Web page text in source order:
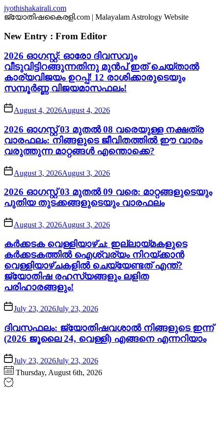
Skip
to
content
jyothishakairali.com
ജ്യോതിഷകൈരളി.com | Malayalam Astrology Website
New Entry : From Editor
2026 ഓഗസ്റ്റ്: ഓരോ ദിവസവും
വീടുവിട്ടിറങ്ങുന്നതിനു മുൻപ് ഇത് ചെയ്താൽ
കാര്യവിജയം ഉറപ്പ്! 12 രാശിക്കാരുടെയും
സമ്പൂർണ്ണ വിജയമാസഫലം!
August 4, 2026August 4, 2026
2026 ഓഗസ്റ്റ് 03 മുതൽ 08 വരെയുള്ള നക്ഷത്ര
വാരഫലം: നിങ്ങളുടെ ജീവിതത്തിൽ ഈ വാരം
വരുത്തുന്ന മാറ്റങ്ങൾ എന്തൊക്കെ?
August 3, 2026August 3, 2026
2026 ഓഗസ്റ്റ് 03 മുതൽ 09 വരെ: മാറ്റങ്ങളുടെയും
പുതിയ തുടക്കങ്ങളുടെയും വാരഫലം
August 3, 2026August 3, 2026
കർക്കടക വെള്ളിയാഴ്ച: ഇല്ലായ്മകളുടെ
കർക്കടകത്തിൽ ഐശ്വര്യം നിറയ്ക്കാൻ
വെള്ളിയാഴ്ചകളിൽ ചെയ്യേണ്ടത് എന്ത്?
ജ്യോതിഷ രഹസ്യങ്ങളും ലളിത
പരിഹാരങ്ങളും!
July 23, 2026July 23, 2026
ദിവസഫലം: ജ്യോതിഷവശാൽ നിങ്ങളുടെ ഇന്ന്‌
(2026 ജൂലൈ 24, വെള്ളി) എങ്ങനെ എന്നറിയാം
July 23, 2026July 23, 2026
Thursday, August 6th, 2026